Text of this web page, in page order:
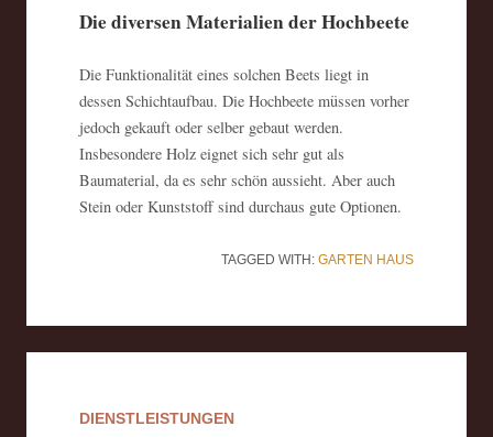
Die diversen Materialien der Hochbeete
Die Funktionalität eines solchen Beets liegt in
dessen Schichtaufbau. Die Hochbeete müssen vorher
jedoch gekauft oder selber gebaut werden.
Insbesondere Holz eignet sich sehr gut als
Baumaterial, da es sehr schön aussieht. Aber auch
Stein oder Kunststoff sind durchaus gute Optionen.
TAGGED WITH: GARTEN HAUS
DIENSTLEISTUNGEN